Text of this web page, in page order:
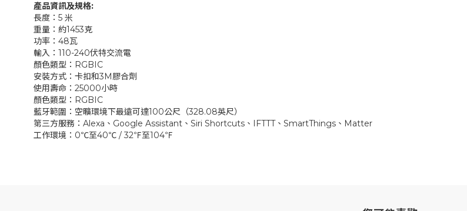
產品資訊及規格:
長度：5 米
重量：約1453克
功率：48瓦
輸入：110-240伏特交流電
顏色類型：RGBIC
安裝方式：卡扣和3M膠合劑
使用壽命：25000小時
顏色類型：RGBIC
藍牙範圍：空曠環境下最遠可達100公尺（328.08英尺）
第三方服務：Alexa、Google Assistant、Siri Shortcuts、IFTTT、SmartThings、Matter
工作環境：0℃至40℃ / 32℉至104℉